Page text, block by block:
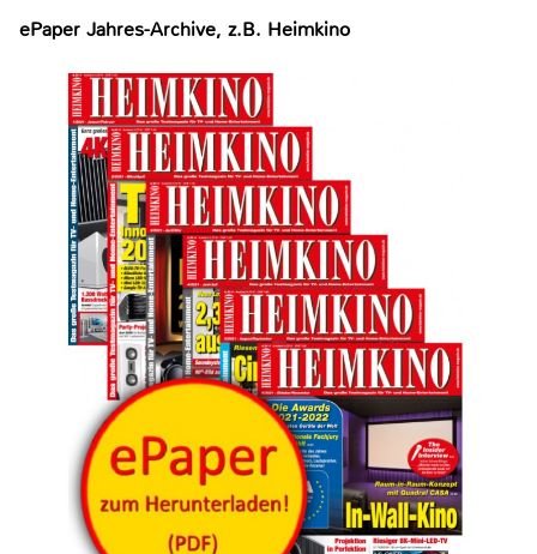
ePaper Jahres-Archive, z.B. Heimkino